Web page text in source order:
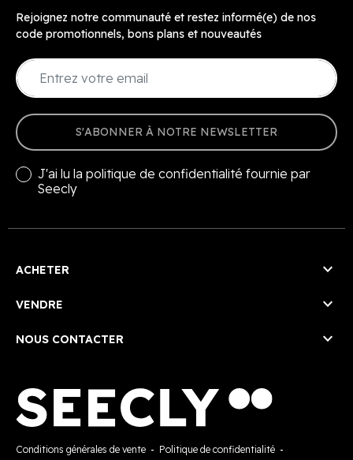
Rejoignez notre communauté et restez informé(e) de nos
code promotionnels, bons plans et nouveautés
S'ABONNER À NOTRE NEWSLETTER
J'ai lu la politique de confidentialité fournie par
Seecly
ACHETER 
VENDRE 
NOUS CONTACTER 
Conditions générales de vente - Politique de confidentialité -